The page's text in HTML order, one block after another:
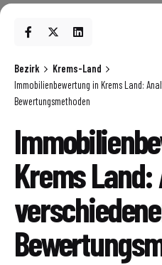
Bezirk
Krems-Land
Immobilienbewertung in Krems Land:
Bewertungsmethoden
Krems